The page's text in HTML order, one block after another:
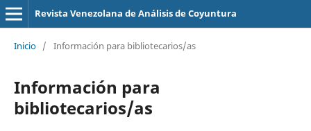
Revista Venezolana de Análisis de Coyuntura
Inicio / Información para bibliotecarios/as
Información para
bibliotecarios/as